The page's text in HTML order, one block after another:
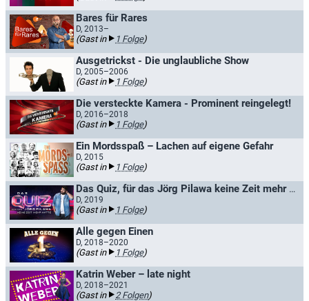
Bares für Rares
D, 2013–
(Gast in 1 Folge)
Ausgetrickst - Die unglaubliche Show
D, 2005–2006
(Gast in 1 Folge)
Die versteckte Kamera - Prominent reingelegt!
D, 2016–2018
(Gast in 1 Folge)
Ein Mordsspaß – Lachen auf eigene Gefahr
D, 2015
(Gast in 1 Folge)
Das Quiz, für das Jörg Pilawa keine Zeit mehr hatte
D, 2019
(Gast in 1 Folge)
Alle gegen Einen
D, 2018–2020
(Gast in 1 Folge)
Katrin Weber – late night
D, 2018–2021
(Gast in 2 Folgen)